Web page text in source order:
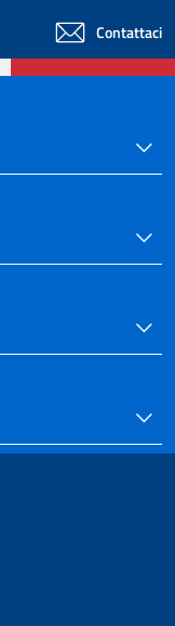
Contattaci